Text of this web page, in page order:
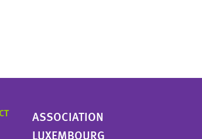
ASSOCIATION
LUXEMBOURG